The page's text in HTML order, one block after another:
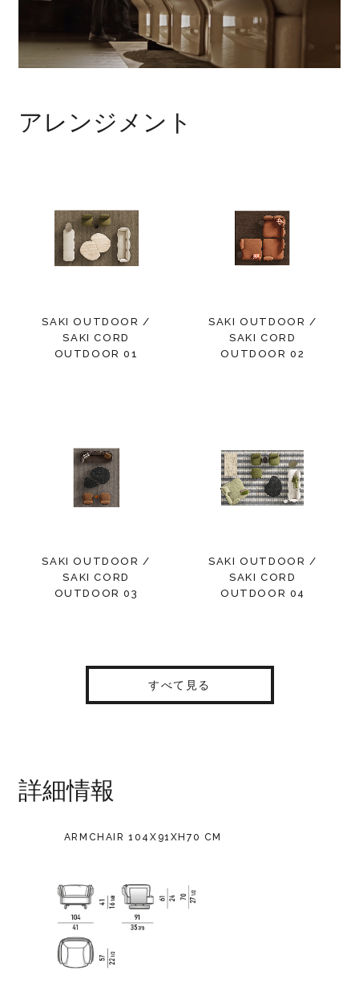
アレンジメント
SAKI OUTDOOR /
SAKI CORD
OUTDOOR 01
SAKI OUTDOOR /
SAKI CORD
OUTDOOR 02
SAKI OUTDOOR /
SAKI CORD
OUTDOOR 03
SAKI OUTDOOR /
SAKI CORD
OUTDOOR 04
すべて見る
詳細情報
ARMCHAIR 104X91XH70 CM